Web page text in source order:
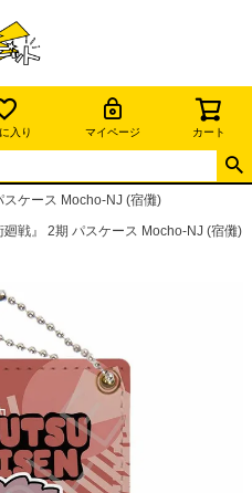
入り マイページ カート
スケース Mocho-NJ (宿儺)
廻戦』 2期 パスケース Mocho-NJ (宿儺)